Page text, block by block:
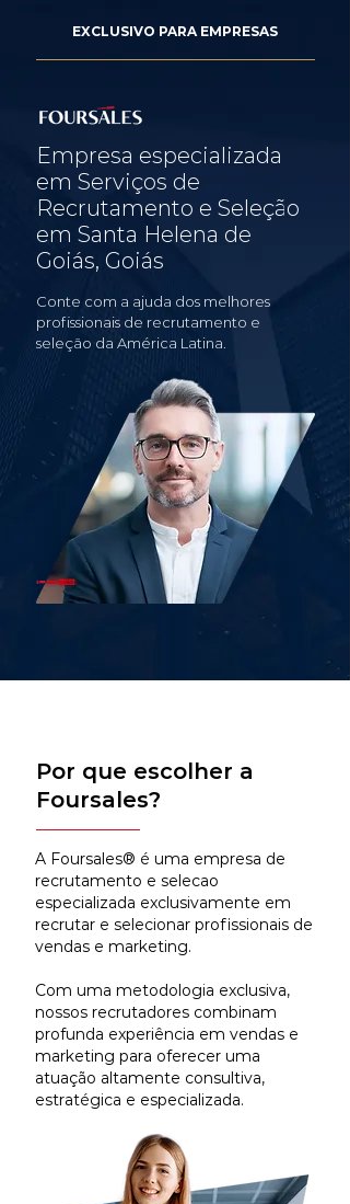
EXCLUSIVO PARA EMPRESAS
Empresa especializada
em Serviços de
Recrutamento e Seleção
em Santa Helena de
Goiás, Goiás
Conte com a ajuda dos melhores
profissionais de recrutamento e
seleção da América Latina.
Por que escolher a
Foursales?
A Foursales® é uma empresa de
recrutamento e selecao
especializada exclusivamente em
recrutar e selecionar profissionais de
vendas e marketing.
Com uma metodologia exclusiva,
nossos recrutadores combinam
profunda experiência em vendas e
marketing para oferecer uma
atuação altamente consultiva,
estratégica e especializada.